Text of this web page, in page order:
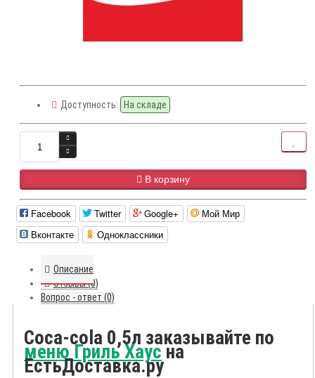
Доступность: На складе
В корзину
Facebook Twitter Google+
Мой Мир
Вконтакте
Одноклассники
Описание
Отзывы (0)
Вопрос - ответ (0)
Coca-cola 0,5л заказывайте по
меню Гриль Хаусна
ЕстьДоставка.ру